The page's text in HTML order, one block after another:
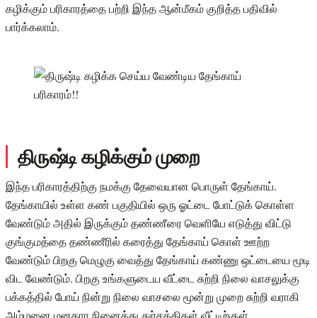
கழிக்கும் பரிகாரத்தை பற்றி இந்த ஆன்மீகம் குறித்த பதிவில்
பார்க்கலாம்.
திருஷ்டி கழிக்கும் முறை
இந்த பரிகாரத்திற்கு நமக்கு தேவையான பொருள் தேங்காய்.
தேங்காயில் உள்ள கண் பகுதியில் ஒரு ஓட்டை போட்டுக் கொள்ள
வேண்டும் அதில் இருக்கும் தண்ணீரை வெளியே எடுத்து விட்டு
குங்குமத்தை தண்ணீரில் கரைத்து தேங்காய் கொள் ஊற்ற
வேண்டும் பிறகு மெழுகு வைத்து தேங்காய் கண்ணு ஒட்டையை மூடி
விட வேண்டும். பிறகு உங்களுடைய வீட்டை சுற்றி நிலை வாசலுக்கு
பக்கத்தில் போய் நின்று நிலை வாசலை மூன்று முறை சுற்றி வராகி